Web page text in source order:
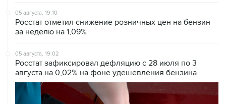
05 августа, 19:10
Росстат отметил снижение розничных цен на бензин
за неделю на 1,09%
05 августа, 19:02
Росстат зафиксировал дефляцию с 28 июля по 3
августа на 0,02% на фоне удешевления бензина